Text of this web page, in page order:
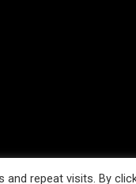
repeat visits. By